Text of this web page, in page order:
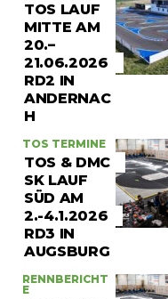
TOS LAUF
MITTE AM
20.–
21.06.2026
RD2 IN
ANDERNAC
H
TOS TERMINE
TOS & DMC
SK LAUF
SÜD AM
2.-4.1.2026
RD3 IN
AUGSBURG
RENNBERICHT
E